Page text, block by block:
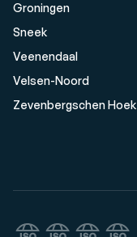
Groningen
Sneek
Veenendaal
Velsen-Noord
Zevenbergschen Hoek